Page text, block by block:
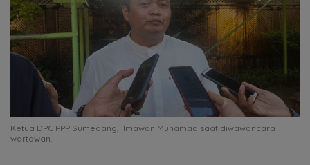
Ketua DPC PPP Sumedang, Ilmawan Muhamad saat diwawancara
wartawan.